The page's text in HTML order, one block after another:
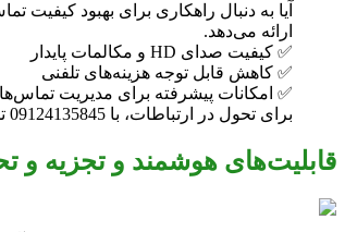
آیا به دنبال راهکاری برای بهبود
ارائه می‌دهد.
✅ کیفیت صدای HD و مکالمات پایدار
✅ کاهش قابل توجه هزینه‌های تلفنی
✅ امکانات پیشرفته برای مدیریت تماس‌ها
برای تحول در ارتباطات، با 09124135845 تماس بگیرید!
قابلیت‌های هوشمند و تجزیه و